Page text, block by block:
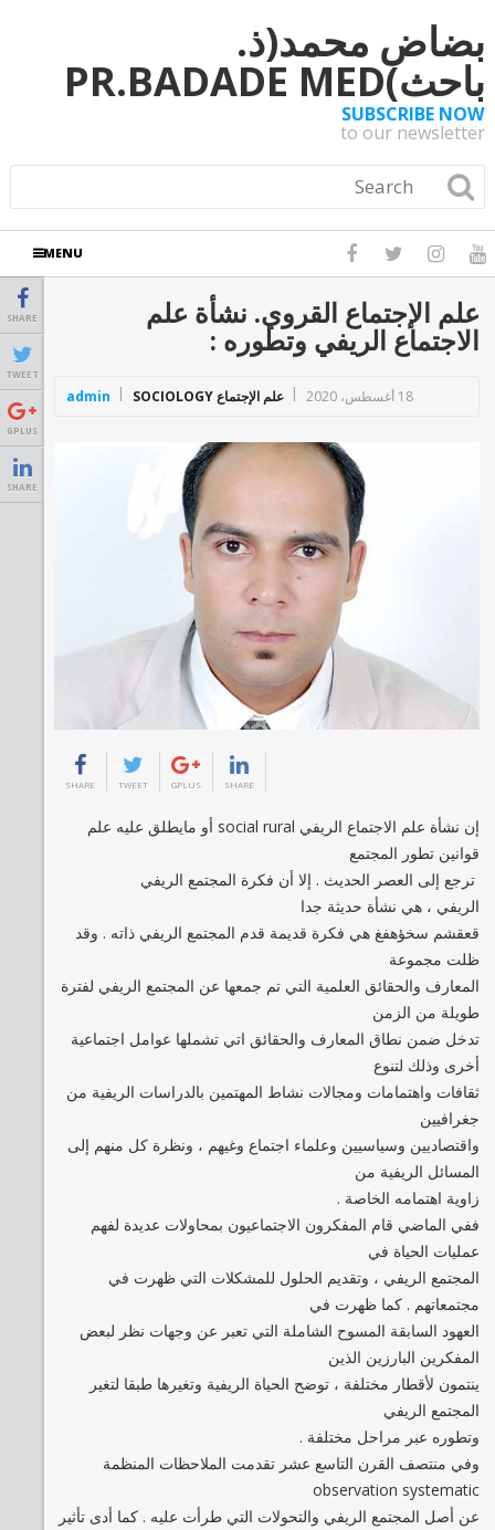
بضاض محمد(ذ.
باحث)PR.BADADE MED
SUBSCRIBE NOW
to our newsletter
MENU
SHARE
TWEET
GPLUS
SHARE
علم الإجتماع القروي. نشأة علم
الاجتماع الريفي وتطوره :
admin علم الإجتماع SOCIOLOGY 18 أغسطس، 2020
SHARE TWEET GPLUS SHARE
إن نشأة علم الاجتماع الريفي social rural أو مايطلق عليه علم
قوانين تطور المجتمع
ً ترجع إلى العصر الحديث . إلا أن فكرة المجتمع الريفي
الريفي ، هي نشأة حديثة جدا
قعقشم سخؤهفغ هي فكرة قديمة قدم المجتمع الريفي ذاته . وقد
ظلت مجموعة
المعارف والحقائق العلمية التي تم جمعها عن المجتمع الريفي لفترة
طويلة من الزمن
تدخل ضمن نطاق المعارف والحقائق اتي تشملها عوامل اجتماعية
أخرى وذلك لتنوع
ثقافات واهتمامات ومجالات نشاط المهتمين بالدراسات الريفية من
جغرافيين
واقتصاديين وسياسيين وعلماء اجتماع وغيهم ، ونظرة كل منهم إلى
المسائل الريفية من
زاوية اهتمامه الخاصة .
ففي الماضي قام المفكرون الاجتماعيون بمحاولات عديدة لفهم
عمليات الحياة في
المجتمع الريفي ، وتقديم الحلول للمشكلات التي ظهرت في
مجتمعاتهم . كما ظهرت في
العهود السابقة المسوح الشاملة التي تعبر عن وجهات نظر لبعض
المفكرين البارزين الذين
ينتمون لأقطار مختلفة ، توضح الحياة الريفية وتغيرها طبقا لتغير
المجتمع الريفي
وتطوره عبر مراحل مختلفة .
وفي منتصف القرن التاسع عشر تقدمت الملاحظات المنظمة
observation systematic
عن أصل المجتمع الريفي والتحولات التي طرأت عليه . كما أدى تأثير